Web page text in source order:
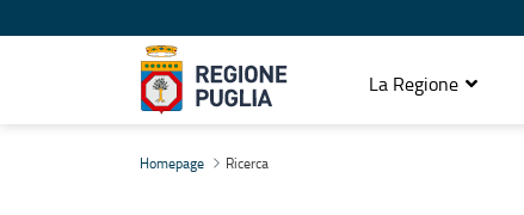
La Regione
Homepage Ricerca